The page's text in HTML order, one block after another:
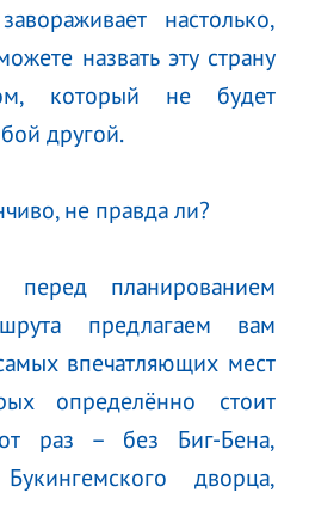
настолько,
назвать эту страну
который не будет
другой.
не правда ли?
планированием
предлагаем вам
впечатляющих мест
определённо стоит
раз – без Биг-Бена,
дворца,